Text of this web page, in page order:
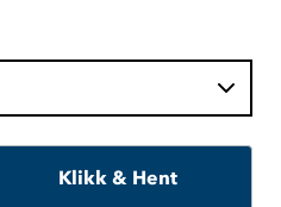
Klikk & Hent